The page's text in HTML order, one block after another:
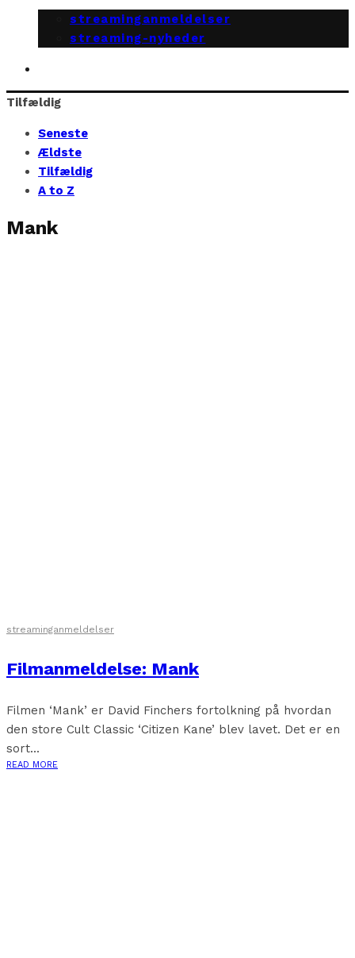
streaminganmeldelser
streaming-nyheder
Tilfældig
Seneste
Ældste
Tilfældig
A to Z
Mank
streaminganmeldelser
Filmanmeldelse: Mank
Filmen ‘Mank’ er David Finchers fortolkning på hvordan
den store Cult Classic ‘Citizen Kane’ blev lavet. Det er en
sort...
READ MORE